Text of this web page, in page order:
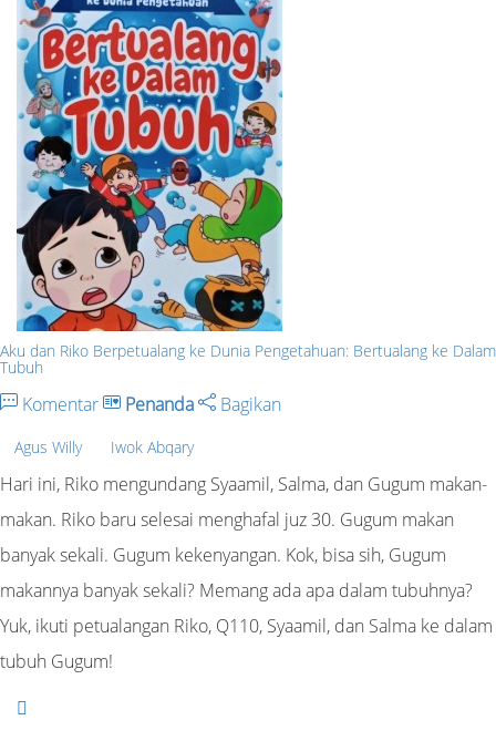
Aku dan Riko Berpetualang ke Dunia Pengetahuan: Bertualang ke Dalam
Tubuh
Komentar Penanda Bagikan
Agus Willy Iwok Abqary
Hari ini, Riko mengundang Syaamil, Salma, dan Gugum makan-
makan. Riko baru selesai menghafal juz 30. Gugum makan
banyak sekali. Gugum kekenyangan. Kok, bisa sih, Gugum
makannya banyak sekali? Memang ada apa dalam tubuhnya?
Yuk, ikuti petualangan Riko, Q110, Syaamil, dan Salma ke dalam
tubuh Gugum!